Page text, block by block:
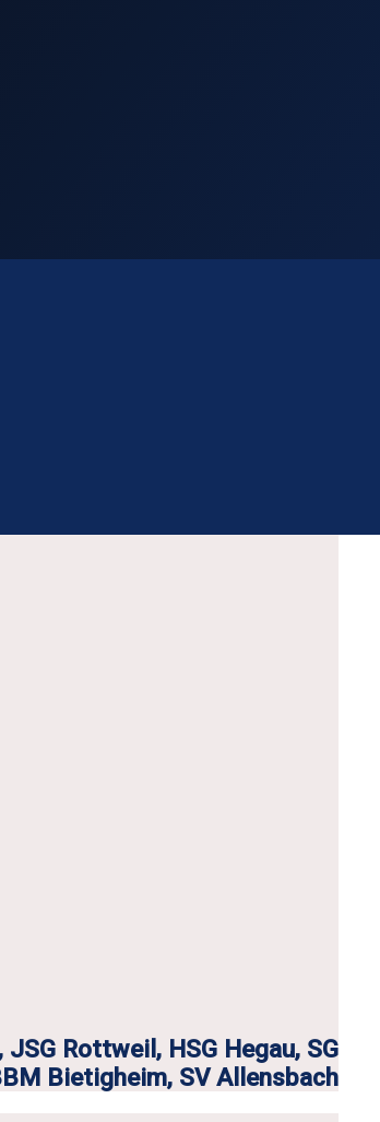
Rottweil, HSG Hegau, SG
Bietigheim, SV Allensbach